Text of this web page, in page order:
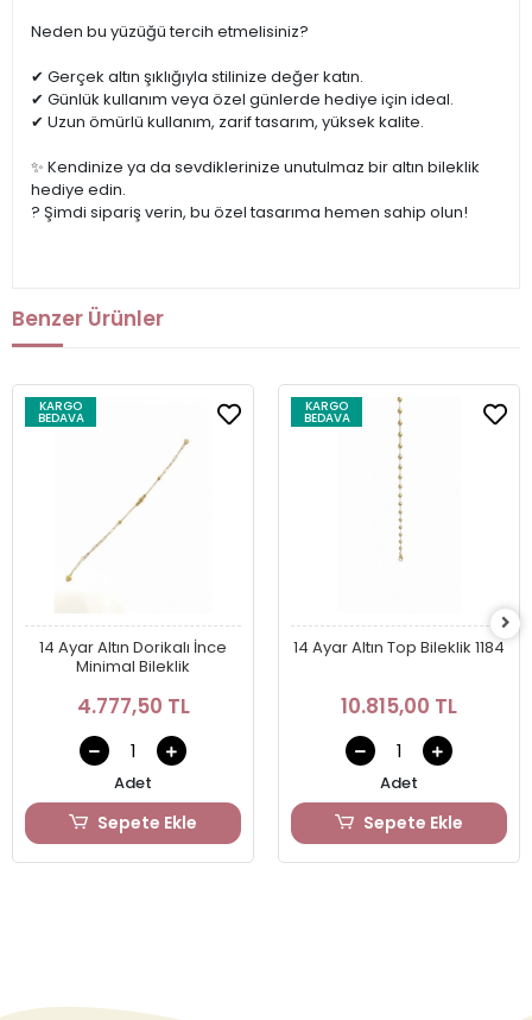
Neden bu yüzüğü tercih etmelisiniz?
✔ Gerçek altın şıklığıyla stilinize değer katın.
✔ Günlük kullanım veya özel günlerde hediye için ideal.
✔ Uzun ömürlü kullanım, zarif tasarım, yüksek kalite.
✨ Kendinize ya da sevdiklerinize unutulmaz bir altın bileklik
hediye edin.
?️ Şimdi sipariş verin, bu özel tasarıma hemen sahip olun!
Benzer Ürünler
KARGO
BEDAVA
14 Ayar Altın Dorikalı İnce
Minimal Bileklik
4.777,50 TL
Adet
Sepete Ekle
KARGO
BEDAVA
14 Ayar Altın Top Bileklik 1184
10.815,00 TL
Adet
Sepete Ekle